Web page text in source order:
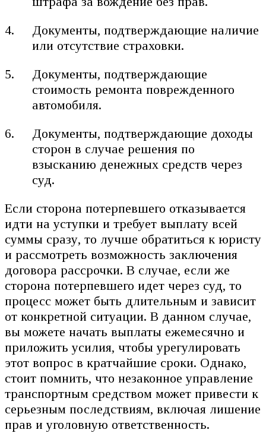
Документы, подтверждающие наличие
или отсутствие страховки.
Документы, подтверждающие
стоимость ремонта поврежденного
автомобиля.
Документы, подтверждающие доходы
сторон в случае решения по
взысканию денежных средств через
суд.
Если сторона потерпевшего отказывается
идти на уступки и требует выплату всей
суммы сразу, то лучше обратиться к юристу
и рассмотреть возможность заключения
договора рассрочки. В случае, если же
сторона потерпевшего идет через суд, то
процесс может быть длительным и зависит
от конкретной ситуации. В данном случае,
вы можете начать выплаты ежемесячно и
приложить усилия, чтобы урегулировать
этот вопрос в кратчайшие сроки. Однако,
стоит помнить, что незаконное управление
транспортным средством может привести к
серьезным последствиям, включая лишение
прав и уголовную ответственность.